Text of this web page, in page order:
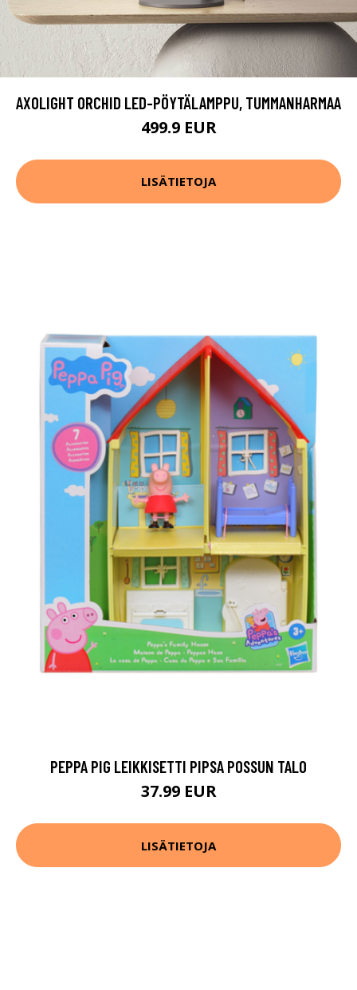
AXOLIGHT ORCHID LED-PÖYTÄLAMPPU, TUMMANHARMAA
499.9 EUR
LISÄTIETOJA
PEPPA PIG LEIKKISETTI PIPSA POSSUN TALO
37.99 EUR
LISÄTIETOJA